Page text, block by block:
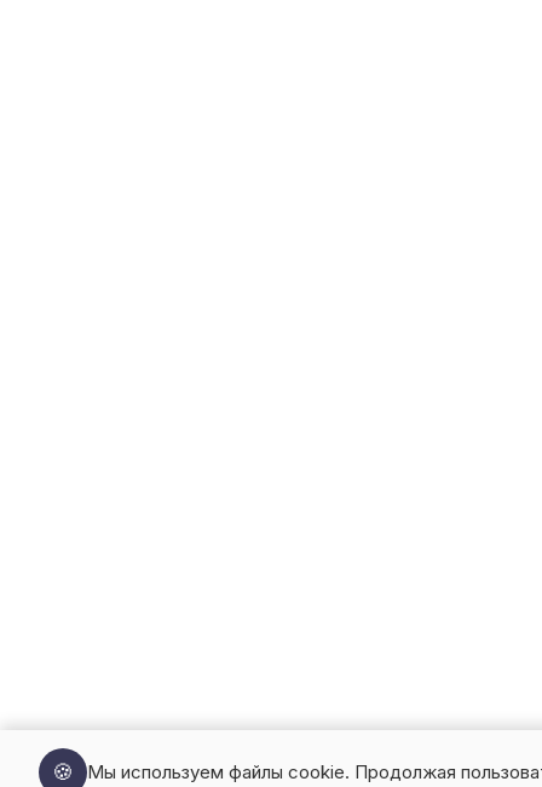
🍪 Мы используем файлы cookie. Продолжая